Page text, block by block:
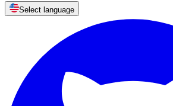
Select language